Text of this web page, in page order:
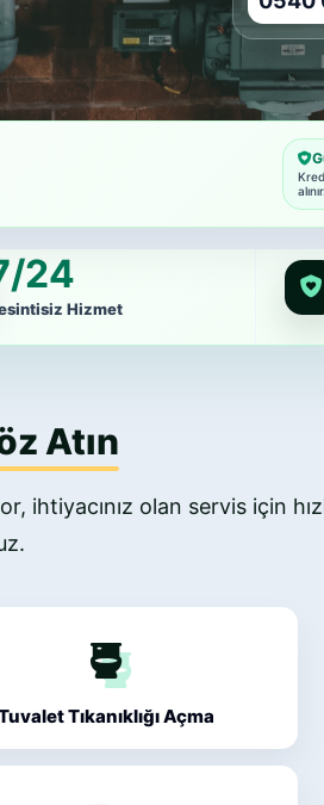
alınır.
24
Hizmet
Atın
ihtiyacınız olan servis için
Tıkanıklığı Açma